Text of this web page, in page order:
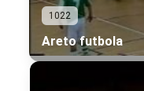
1022
Areto futbola